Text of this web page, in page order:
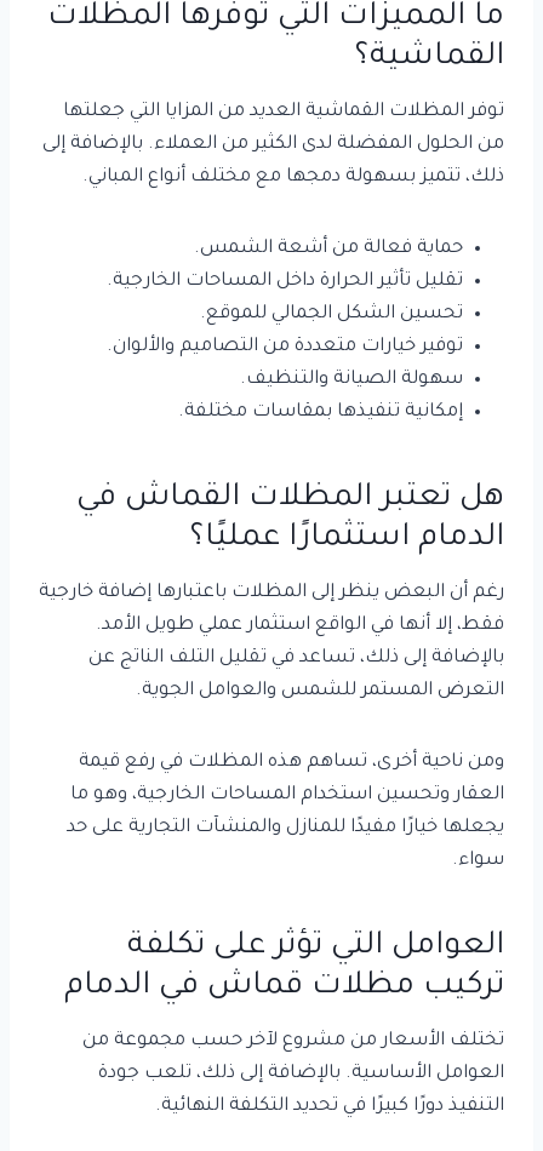
ما المميزات التي توفرها المظلات
القماشية؟
توفر المظلات القماشية العديد من المزايا التي جعلتها
من الحلول المفضلة لدى الكثير من العملاء. بالإضافة إلى
ذلك، تتميز بسهولة دمجها مع مختلف أنواع المباني.
حماية فعالة من أشعة الشمس.
تقليل تأثير الحرارة داخل المساحات الخارجية.
تحسين الشكل الجمالي للموقع.
توفير خيارات متعددة من التصاميم والألوان.
سهولة الصيانة والتنظيف.
إمكانية تنفيذها بمقاسات مختلفة.
هل تعتبر المظلات القماش في
الدمام استثمارًا عمليًا؟
رغم أن البعض ينظر إلى المظلات باعتبارها إضافة خارجية
فقط، إلا أنها في الواقع استثمار عملي طويل الأمد.
بالإضافة إلى ذلك، تساعد في تقليل التلف الناتج عن
التعرض المستمر للشمس والعوامل الجوية.
ومن ناحية أخرى، تساهم هذه المظلات في رفع قيمة
العقار وتحسين استخدام المساحات الخارجية، وهو ما
يجعلها خيارًا مفيدًا للمنازل والمنشآت التجارية على حد
سواء.
العوامل التي تؤثر على تكلفة
تركيب مظلات قماش في الدمام
تختلف الأسعار من مشروع لآخر حسب مجموعة من
العوامل الأساسية. بالإضافة إلى ذلك، تلعب جودة
التنفيذ دورًا كبيرًا في تحديد التكلفة النهائية.